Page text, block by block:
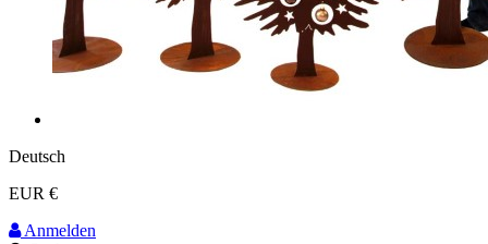
Deutsch
EUR €
Anmelden